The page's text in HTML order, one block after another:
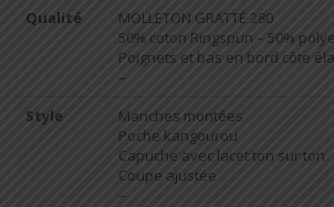
Qualité
MOLLETON GRATTÉ 280
50% coton Ringspun – 50%
Poignets et bas en bord côte
–
Style
Manches montées
Poche kangourou
Capuche avec lacet ton sur ton
Coupe ajustée
–